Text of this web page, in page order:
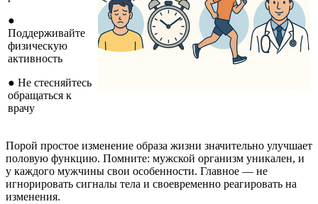
●
Поддерживайте
физическую
активность
● Не стесняйтесь
обращаться к
врачу
Порой простое изменение образа жизни значительно улучшает
половую функцию. Помните: мужской организм уникален, и
у каждого мужчины свои особенности. Главное — не
игнорировать сигналы тела и своевременно реагировать на
изменения.